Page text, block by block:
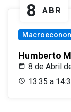
8 ABR
Humberto
8 de Abril
13:35 a